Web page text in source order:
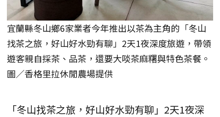
宜蘭縣冬山鄉6家業者今年推出以茶為主角的「冬山
找茶之旅，好山好水勁有聊」2天1夜深度旅遊，帶領
遊客親自採茶、品茶，還要大啖茶麻糬與特色茶餐。
圖／香格里拉休閒農場提供
「冬山找茶之旅，好山好水勁有聊」2天1夜深